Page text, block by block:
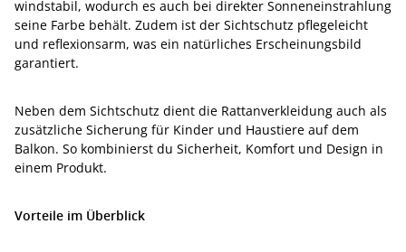
windstabil, wodurch es auch bei direkter Sonneneinstrahlung
seine Farbe behält. Zudem ist der Sichtschutz pflegeleicht
und reflexionsarm, was ein natürliches Erscheinungsbild
garantiert.
Neben dem Sichtschutz dient die Rattanverkleidung auch als
zusätzliche Sicherung für Kinder und Haustiere auf dem
Balkon. So kombinierst du Sicherheit, Komfort und Design in
einem Produkt.
Vorteile im Überblick